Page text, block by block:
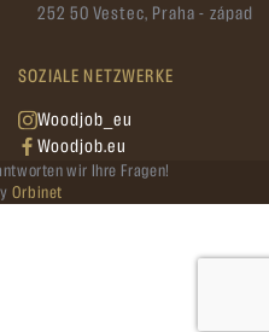
252 50 Vestec, Praha - západ
SOZIALE NETZWERKE
Woodjob_eu
Woodjob.eu
wir Ihre Fragen!
Orbinet